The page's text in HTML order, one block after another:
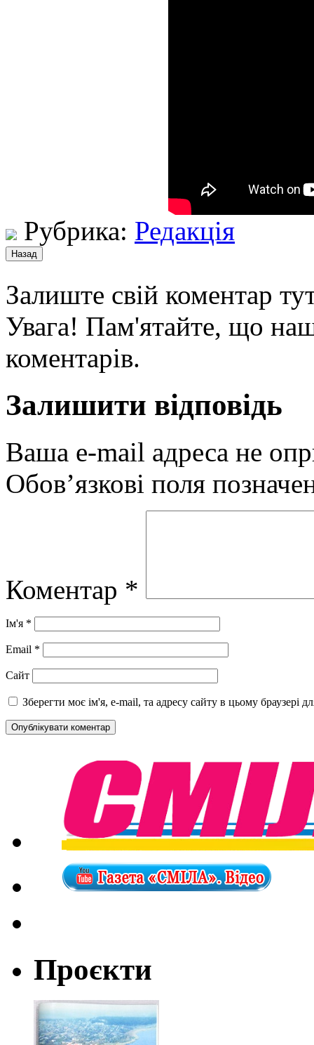
Рубрика: Редакція
Залиште свій коментар
Увага! Пам'ятайте, що
коментарів.
Залишити відповідь
Ваша e-mail адреса не
Обов’язкові поля
Коментар *
Ім'я *
Email *
Сайт
Зберегти моє ім'я, e-mail, та адресу сайту в цьому браузері
Проєкти